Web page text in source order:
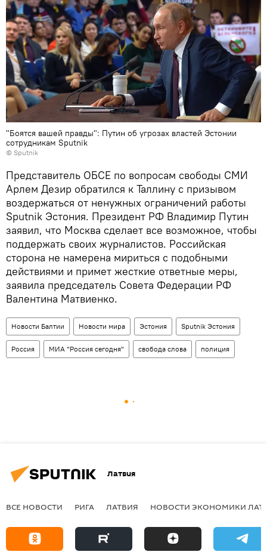
"Боятся вашей правды": Путин об угрозах властей Эстонии
сотрудникам Sputnik
© Sputnik
Представитель ОБСЕ по вопросам свободы СМИ
Арлем Дезир обратился к Таллину с призывом
воздержаться от ненужных ограничений работы
Sputnik Эстония. Президент РФ Владимир Путин
заявил, что Москва сделает все возможное, чтобы
поддержать своих журналистов. Российская
сторона не намерена мириться с подобными
действиями и примет жесткие ответные меры,
заявила председатель Совета Федерации РФ
Валентина Матвиенко.
Новости Балтии Новости мира Эстония Sputnik Эстония
Россия МИА "Россия сегодня" свобода слова полиция
Латвия
ВСЕ НОВОСТИ РИГА ЛАТВИЯ НОВОСТИ ЭКОНОМИКИ